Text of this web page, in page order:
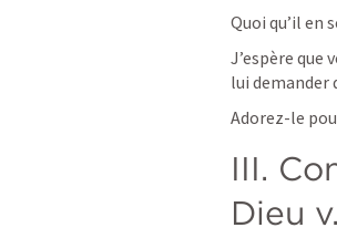
Quoi qu’il en
J’espère que
lui demander
Adorez-le
III.
Dieu